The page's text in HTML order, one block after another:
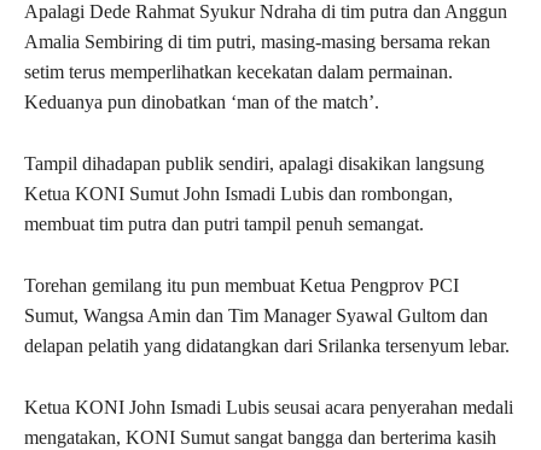
Apalagi Dede Rahmat Syukur Ndraha di tim putra dan Anggun
Amalia Sembiring di tim putri, masing-masing bersama rekan
setim terus memperlihatkan kecekatan dalam permainan.
Keduanya pun dinobatkan ‘man of the match’.
Tampil dihadapan publik sendiri, apalagi disakikan langsung
Ketua KONI Sumut John Ismadi Lubis dan rombongan,
membuat tim putra dan putri tampil penuh semangat.
Torehan gemilang itu pun membuat Ketua Pengprov PCI
Sumut, Wangsa Amin dan Tim Manager Syawal Gultom dan
delapan pelatih yang didatangkan dari Srilanka tersenyum lebar.
Ketua KONI John Ismadi Lubis seusai acara penyerahan medali
mengatakan, KONI Sumut sangat bangga dan berterima kasih